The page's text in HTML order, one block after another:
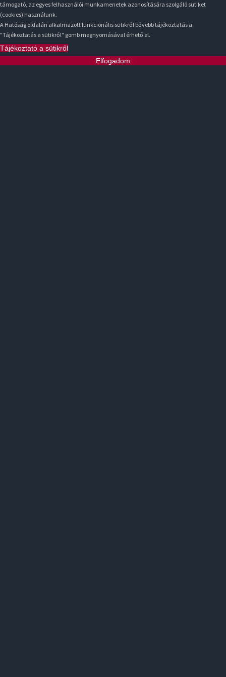
támogató, az egyes felhasználói munkamenetek azonosítására szolgáló sütiket
(cookies) használunk.
A Hatóság oldalán alkalmazott funkcionális sütikről bővebb tájékoztatás a
"Tájékoztatás a sütikről" gomb megnyomásával érhető el.
Tájékoztató a sütikről
Elfogadom